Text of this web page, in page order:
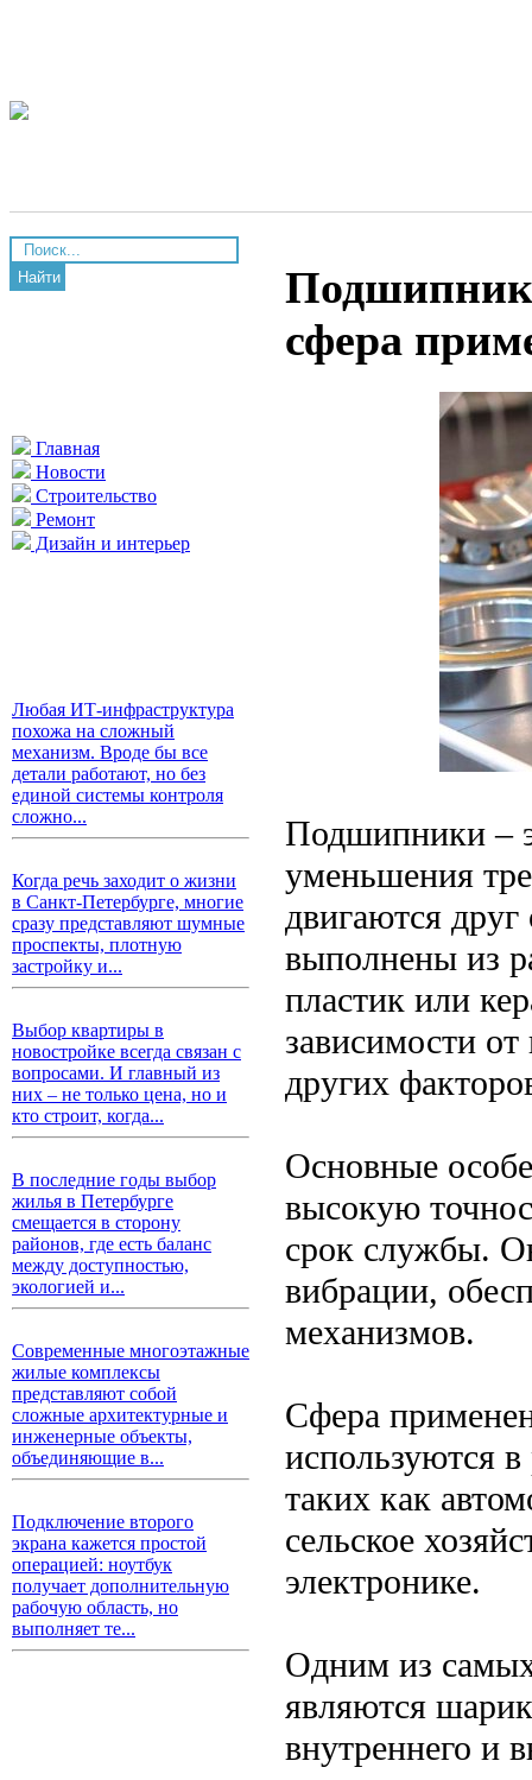
Найти
Главная
Новости
Строительство
Ремонт
Дизайн и интерьер
Любая ИТ-инфраструктура
похожа на сложный
механизм. Вроде бы все
детали работают, но без
единой системы контроля
сложно...
Когда речь заходит о жизни
в Санкт-Петербурге, многие
сразу представляют шумные
проспекты, плотную
застройку и...
Выбор квартиры в
новостройке всегда связан с
вопросами. И главный из
них – не только цена, но и
кто строит, когда...
В последние годы выбор
жилья в Петербурге
смещается в сторону
районов, где есть баланс
между доступностью,
экологией и...
Современные многоэтажные
жилые комплексы
представляют собой
сложные архитектурные и
инженерные объекты,
объединяющие в...
Подключение второго
экрана кажется простой
операцией: ноутбук
получает дополнительную
рабочую область, но
выполняет те...
сфера
Подшипники –
уменьшения
двигаются
выполнены из
пластик или
зависимости
других
Основные
высокую
срок службы.
вибрации,
механизмов.
Сфера
используются
таких как
сельское
электронике.
Одним из
являются
внутреннего и